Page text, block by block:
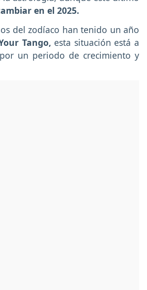
en el 2025.
del zodíaco han tenido un año
Tango, esta situación está a
un periodo de crecimiento y